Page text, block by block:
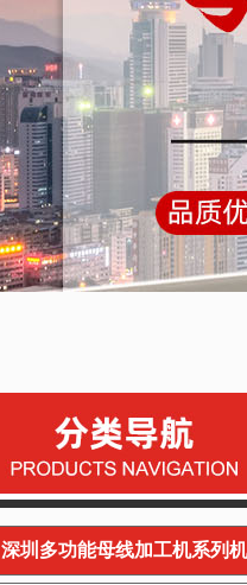
深圳多功能母线加工机系列机